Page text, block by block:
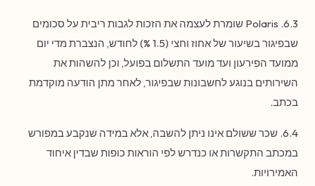
6.3. Polaris שומרת לעצמה את הזכות לגבות ריבית על סכומים
שבפיגור בשיעור של אחוז וחצי (1.5 %) לחודש, הנצברת מדי יום
ממועד הפירעון ועד מועד התשלום בפועל, וכן להשהות את
השירותים בנוגע לחשבונות שבפיגור, לאחר מתן הודעה מוקדמת
בכתב.
6.4. שכר ששולם אינו ניתן להשבה, אלא במידה שנקבע במפורש
במכתב התקשרות או כנדרש לפי הוראות כופות שבדין איחוד
האמירויות.